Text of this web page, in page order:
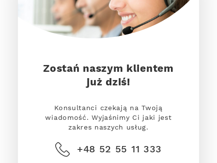
Zostań naszym klientem
już dziś!
Konsultanci czekają na Twoją
wiadomość. Wyjaśnimy Ci jaki jest
zakres naszych usług.
+48 52 55 11 333